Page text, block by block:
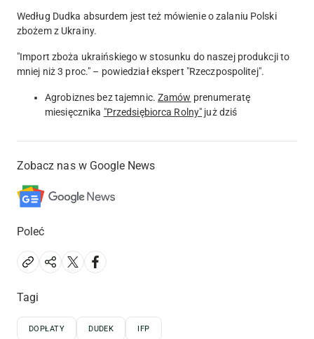
Według Dudka absurdem jest też mówienie o zalaniu Polski
zbożem z Ukrainy.
"Import zboża ukraińskiego w stosunku do naszej produkcji to
mniej niż 3 proc." – powiedział ekspert "Rzeczpospolitej".
Agrobiznes bez tajemnic. Zamów prenumeratę
miesięcznika "Przedsiębiorca Rolny" już dziś
Zobacz nas w Google News
Poleć
Tagi
DOPŁATY DUDEK IFP